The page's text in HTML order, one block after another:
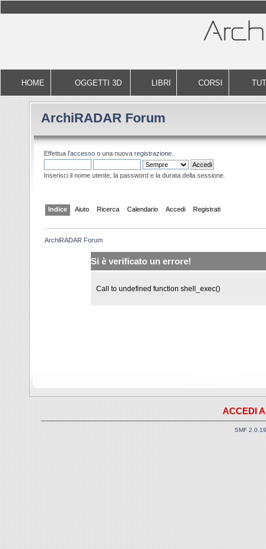
HOME OGGETTI 3D LIBRI CORSI
ArchiRADAR Forum
Effettua l'accesso o una nuova registrazione.
Inserisci il nome utente, la password e la durata della sessione.
Indice Aiuto Ricerca Calendario Accedi Registrati
ArchiRADAR Forum
Si è verificato un errore!
Call to undefined function shell_exec()
ACCEDI
SMF 2.0.19